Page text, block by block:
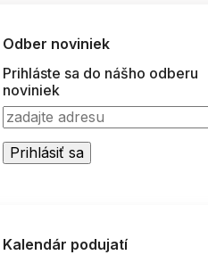
Odber noviniek
Prihláste sa do nášho odberu
noviniek
Kalendár podujatí